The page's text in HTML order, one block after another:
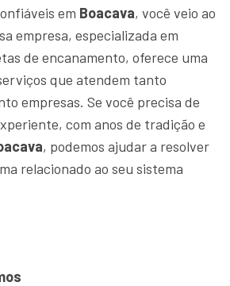
em Boacava, você veio ao
empresa, especializada em
de encanamento, oferece uma
que atendem tanto
empresas. Se você precisa de
com anos de tradição e
, podemos ajudar a resolver
relacionado ao seu sistema